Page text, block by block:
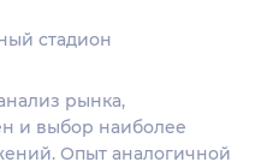
стадион
рынка,
и выбор наиболее
Опыт аналогичной